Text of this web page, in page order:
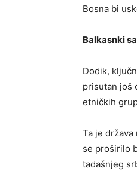
Bosna bi
Balkasnki
Dodik,
prisutan još
etničkih
Ta je
se proširilo
tadašnjeg